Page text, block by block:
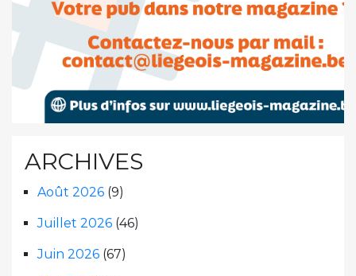
ARCHIVES
Août 2026 (9)
Juillet 2026 (46)
Juin 2026 (67)